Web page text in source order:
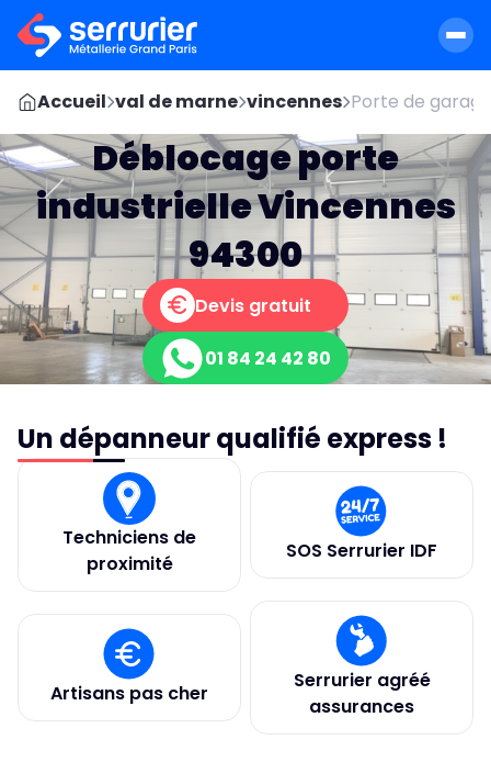
Accueil val de marne vincennes Porte de garage
Déblocage porte
industrielle Vincennes
94300
Devis gratuit
01 84 24 42 80
Un dépanneur qualifié express !
Techniciens de
proximité
SOS Serrurier IDF
Artisans pas cher
Serrurier agréé
assurances